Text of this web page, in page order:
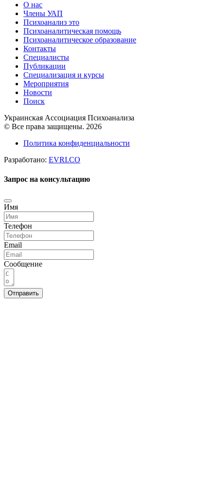
О нас
Члены УАП
Психоанализ это
Психоаналитическая помощь
Психоаналитическое образование
Контакты
Специалисты
Публикации
Специализация и курсы
Мероприятия
Новости
Поиск
Украинская Ассоциация Психоанализа
© Все права защищены. 2026
Политика конфиденциальности
Разработано: EVRI.CO
Запрос на консультацию
Имя
Телефон
Email
Сообщение
Отправить